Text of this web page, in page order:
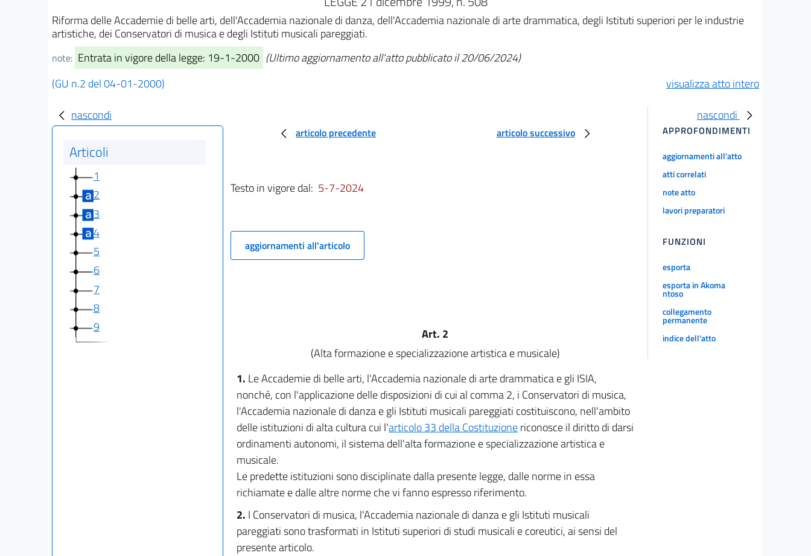
Riforma delle Accademie di belle arti, dell'Accademia nazionale di danza, dell'Accademia nazionale di arte drammatica, degli Istituti superiori per le industrie
artistiche, dei Conservatori di musica e degli Istituti musicali pareggiati.
note: Entrata in vigore della legge: 19-1-2000 (Ultimo aggiornamento all'atto pubblicato il 20/06/2024)
(GU n.2 del 04-01-2000)
visualizza atto intero
nascondi
Articoli
1
2
3
4
5
6
7
8
9
articolo precedente articolo successivo
Testo in vigore dal: 5-7-2024
aggiornamenti all'articolo
Art. 2
(Alta formazione e specializzazione artistica e musicale)
1. Le Accademie di belle arti, l'Accademia nazionale di arte drammatica e gli ISIA,
nonché, con l'applicazione delle disposizioni di cui al comma 2, i Conservatori di musica,
l'Accademia nazionale di danza e gli Istituti musicali pareggiati costituiscono, nell'ambito
delle istituzioni di alta cultura cui l'articolo 33 della Costituzionericonosce il diritto di darsi
ordinamenti autonomi, il sistema dell'alta formazione e specializzazione artistica e
musicale.
Le predette istituzioni sono disciplinate dalla presente legge, dalle norme in essa
richiamate e dalle altre norme che vi fanno espresso riferimento.
2. I Conservatori di musica, l'Accademia nazionale di danza e gli Istituti musicali
pareggiati sono trasformati in Istituti superiori di studi musicali e coreutici, ai sensi del
presente articolo.
nascondi
APPROFONDIMENTI
aggiornamenti all'atto
atti correlati
note atto
lavori preparatori
FUNZIONI
esporta
esporta in Akoma
ntoso
collegamento
permanente
indice dell'atto